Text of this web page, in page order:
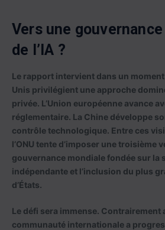
Vers une
de l’IA ?
Le rapport intervient dans un
Unis privilégient une approche
privée. L’Union européenne avance
réglementaire. La Chine développe
contrôle technologique. Entre ces
l’ONU tente d’imposer une troisième
gouvernance mondiale fondée sur la
indépendante et l’inclusion du plus
d’États.
Le défi sera immense. Contrairement
communauté internationale a